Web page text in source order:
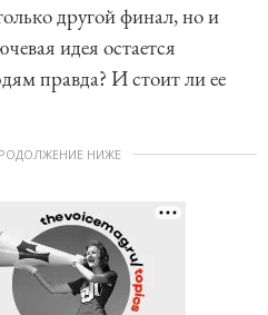
другой финал, но и
идея остается
правда? И стоит ли ее
НИЖЕ